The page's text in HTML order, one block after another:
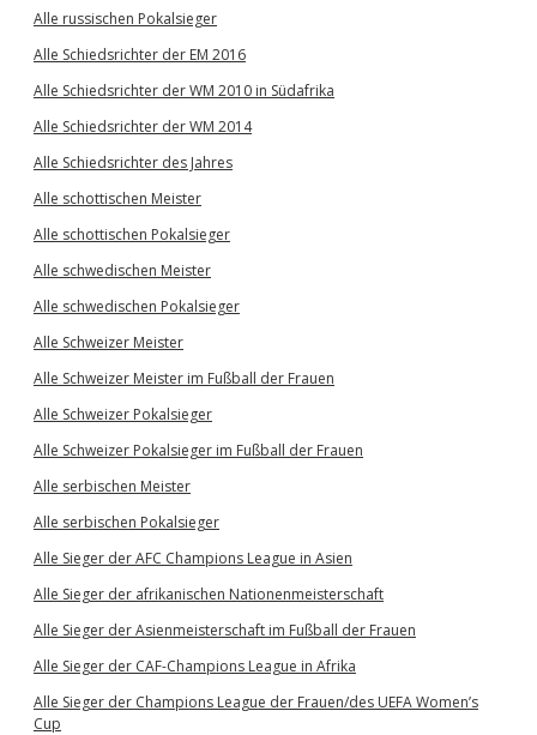
Alle russischen Pokalsieger
Alle Schiedsrichter der EM 2016
Alle Schiedsrichter der WM 2010 in Südafrika
Alle Schiedsrichter der WM 2014
Alle Schiedsrichter des Jahres
Alle schottischen Meister
Alle schottischen Pokalsieger
Alle schwedischen Meister
Alle schwedischen Pokalsieger
Alle Schweizer Meister
Alle Schweizer Meister im Fußball der Frauen
Alle Schweizer Pokalsieger
Alle Schweizer Pokalsieger im Fußball der Frauen
Alle serbischen Meister
Alle serbischen Pokalsieger
Alle Sieger der AFC Champions League in Asien
Alle Sieger der afrikanischen Nationenmeisterschaft
Alle Sieger der Asienmeisterschaft im Fußball der Frauen
Alle Sieger der CAF-Champions League in Afrika
Alle Sieger der Champions League der Frauen/des UEFA Women’s
Cup